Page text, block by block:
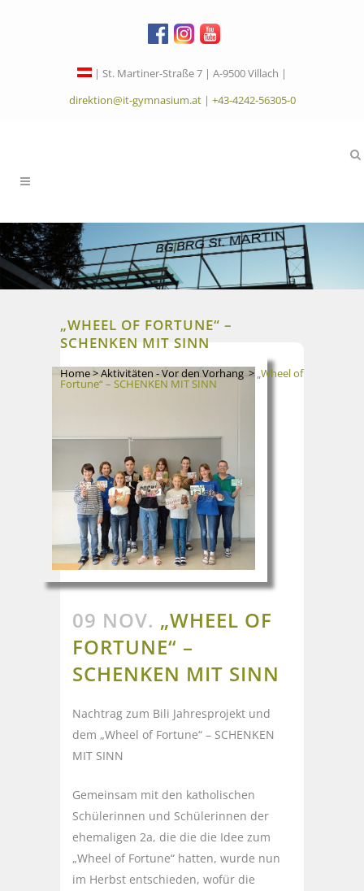
| St. Martiner-Straße 7 | A-9500 Villach |
direktion@it-gymnasium.at| +43-4242-56305-0
„WHEEL OF FORTUNE“ –
SCHENKEN MIT SINN
Home>Aktivitäten - Vor den Vorhang > „Wheel of
Fortune“ – SCHENKEN MIT SINN
09 NOV. „WHEEL OF
FORTUNE“ –
SCHENKEN MIT SINN
Nachtrag zum Bili Jahresprojekt und
dem „Wheel of Fortune“ – SCHENKEN
MIT SINN
Gemeinsam mit den katholischen
Schülerinnen und Schülerinnen der
ehemaligen 2a, die die die Idee zum
„Wheel of Fortune“ hatten, wurde nun
im Herbst entschieden, wofür die